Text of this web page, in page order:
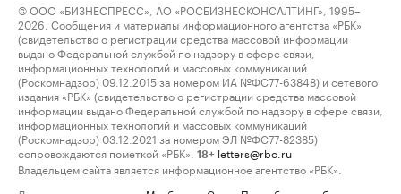
© ООО «БИЗНЕСПРЕСС», АО «РОСБИЗНЕСКОНСАЛТИНГ», 1995–
2026. Сообщения и материалы информационного агентства «РБК»
(свидетельство о регистрации средства массовой информации
выдано Федеральной службой по надзору в сфере связи,
информационных технологий и массовых коммуникаций
(Роскомнадзор) 09.12.2015 за номером ИА №ФС77-63848) и сетевого
издания «РБК» (свидетельство о регистрации средства массовой
информации выдано Федеральной службой по надзору в сфере связи,
информационных технологий и массовых коммуникаций
(Роскомнадзор) 03.12.2021 за номером ЭЛ №ФС77-82385)
сопровождаются пометкой «РБК».
18+ letters@rbc.ru
Владельцем сайта является информационное агентство «РБК».